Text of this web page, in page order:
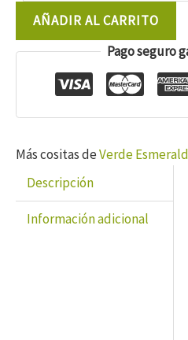
Imagine
Aove
cantidad
AÑADIR AL CARRITO
Pago seguro
Más cositas deVerde
Descripción
Información adicional